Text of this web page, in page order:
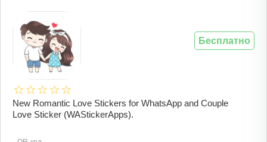
New Romantic Love Stickers for WhatsApp and Couple
Love Sticker (WAStickerApps).
Бесплатно